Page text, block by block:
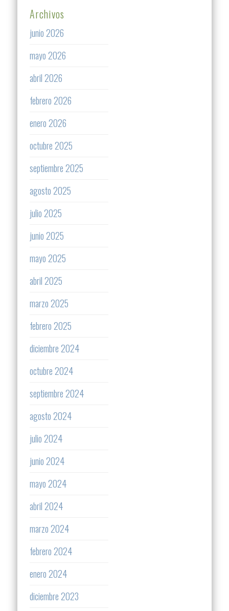
Archivos
junio 2026
mayo 2026
abril 2026
febrero 2026
enero 2026
octubre 2025
septiembre 2025
agosto 2025
julio 2025
junio 2025
mayo 2025
abril 2025
marzo 2025
febrero 2025
diciembre 2024
octubre 2024
septiembre 2024
agosto 2024
julio 2024
junio 2024
mayo 2024
abril 2024
marzo 2024
febrero 2024
enero 2024
diciembre 2023